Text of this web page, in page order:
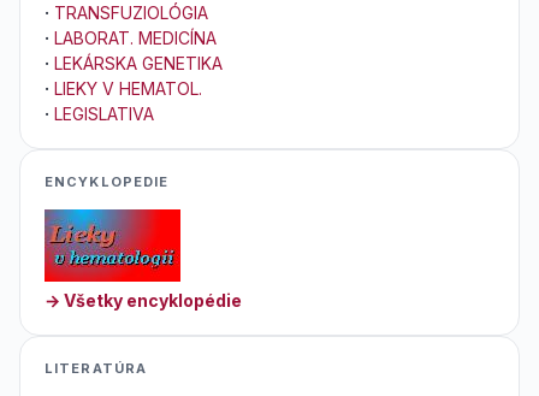
· TRANSFUZIOLÓGIA
· LABORAT. MEDICÍNA
· LEKÁRSKA GENETIKA
· LIEKY V HEMATOL.
· LEGISLATIVA
ENCYKLOPEDIE
→ Všetky encyklopédie
LITERATÚRA